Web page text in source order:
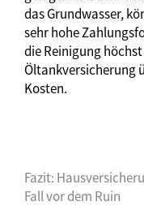
das Grundwasser,
sehr hohe
die Reinigung
Öltankversicherung
Kosten.
Fazit:
Fall vor dem Ruin